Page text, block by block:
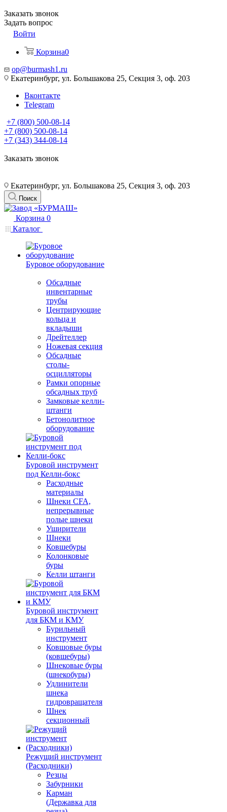
Заказать звонок
Задать вопрос
Войти
Корзина0
op@burmash1.ru
Екатеринбург, ул. Большакова 25, Секция 3, оф. 203
Вконтакте
Telegram
+7 (800) 500-08-14
+7 (800) 500-08-14
+7 (343) 344-08-14
Заказать звонок
Екатеринбург, ул. Большакова 25, Секция 3, оф. 203
Поиск
Корзина 0
Каталог
Буровое оборудование
Обсадные
инвентарные
трубы
Центрирующие
кольца и
вкладыши
Дрейтеллер
Ножевая секция
Обсадные
столы-
осцилляторы
Рамки опорные
обсадных труб
Замковые келли-
штанги
Бетонолитное
оборудование
Буровой инструмент
под Келли-бокс
Расходные
материалы
Шнеки CFA,
непрерывные
полые шнеки
Уширители
Шнеки
Ковшебуры
Колонковые
буры
Келли штанги
Буровой инструмент
для БКМ и КМУ
Бурильный
инструмент
Ковшовые буры
(ковшебуры)
Шнековые буры
(шнекобуры)
Удлинители
шнека
гидровращателя
Шнек
секционный
Режущий инструмент
(Расходники)
Резцы
Забурники
Карман
(Державка для